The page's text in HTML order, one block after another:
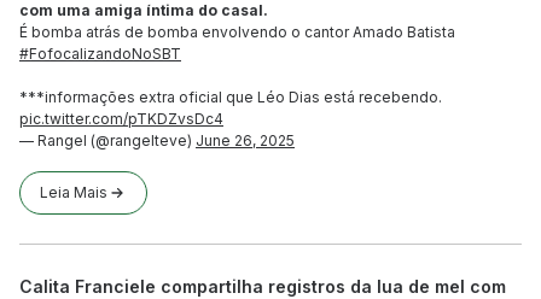
com uma amiga íntima do casal.
É bomba atrás de bomba envolvendo o cantor Amado Batista
#FofocalizandoNoSBT
***informações extra oficial que Léo Dias está recebendo.
pic.twitter.com/pTKDZvsDc4
— Rangel (@rangelteve) June 26, 2025
Leia Mais
Calita Franciele compartilha registros da lua de mel com